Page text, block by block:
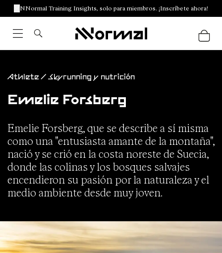
NNormal Training Insights, solo para miembros. ¡Inscríbete ahora!
Athlete / Skyrunning y nutrición
Emelie Forsberg
Emelie Forsberg, que se describe a sí misma
como una "entusiasta amante de la montaña",
nació y se crió en la costa noreste de Suecia,
donde las colinas y los bosques salvajes
encendieron su pasión por la naturaleza y el
medio ambiente desde muy joven.